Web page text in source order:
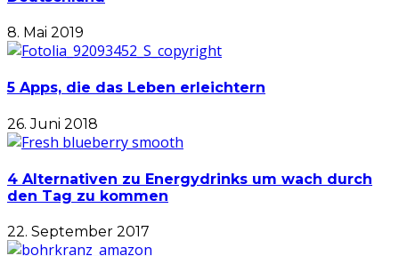
8. Mai 2019
5 Apps, die das Leben erleichtern
26. Juni 2018
4 Alternativen zu Energydrinks um wach durch
den Tag zu kommen
22. September 2017